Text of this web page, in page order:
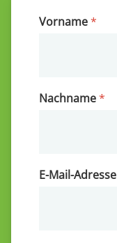
Vorname*
Nachname*
E-Mail-Adresse